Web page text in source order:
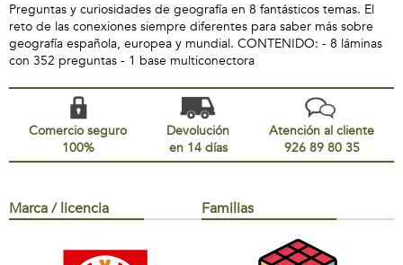
Preguntas y curiosidades de geografía en 8 fantásticos temas. El
reto de las conexiones siempre diferentes para saber más sobre
geografía española, europea y mundial. CONTENIDO: - 8 láminas
con 352 preguntas - 1 base multiconectora
Comercio seguro
100%
Devolución
en 14 días
Atención al cliente
926 89 80 35
Marca / licencia Familias